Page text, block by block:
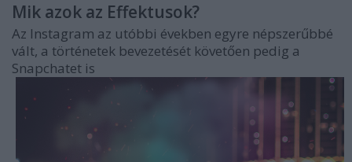
Mik azok az Effektusok?
Az Instagram az utóbbi években egyre népszerűbbé
vált, a történetek bevezetését követően pedig a
Snapchatet is